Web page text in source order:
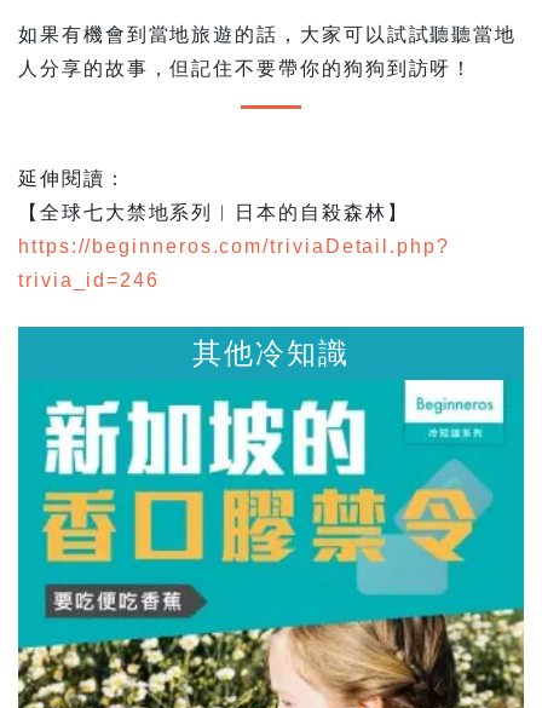
如果有機會到當地旅遊的話，大家可以試試聽聽當地
人分享的故事，但記住不要帶你的狗狗到訪呀！
延伸閱讀：
【全球七大禁地系列︱日本的自殺森林】
https://beginneros.com/triviaDetail.php?
trivia_id=246
其他冷知識